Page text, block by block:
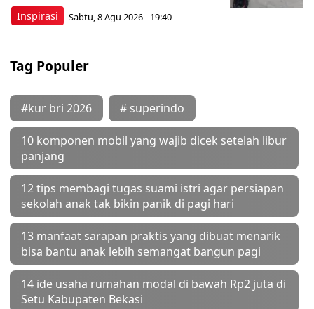
Inspirasi Sabtu, 8 Agu 2026 - 19:40
Tag Populer
#kur bri 2026 # superindo
10 komponen mobil yang wajib dicek setelah libur
panjang
12 tips membagi tugas suami istri agar persiapan
sekolah anak tak bikin panik di pagi hari
13 manfaat sarapan praktis yang dibuat menarik
bisa bantu anak lebih semangat bangun pagi
14 ide usaha rumahan modal di bawah Rp2 juta di
Setu Kabupaten Bekasi